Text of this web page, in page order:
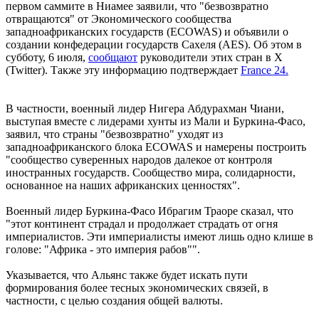
первом саммите в Ниамее заявили, что "безвозвратно
отвращаются" от Экономического сообщества
западноафриканских государств (ECOWAS) и объявили о
создании конфедерации государств Сахеля (АЕS). Об этом в
субботу, 6 июля, сообщают руководители этих стран в Х
(Twitter). Также эту информацию подтверждает France 24.
В частности, военный лидер Нигера Абдурахман Чиани,
выступая вместе с лидерами хунты из Мали и Буркина-Фасо,
заявил, что страны "безвозвратно" уходят из
западноафриканского блока ECOWAS и намерены построить
"сообщество суверенных народов далекое от контроля
иностранных государств. Сообщество мира, солидарности,
основанное на наших африканских ценностях".
Военный лидер Буркина-Фасо Ибрагим Траоре сказал, что
"этот континент страдал и продолжает страдать от огня
империалистов. Эти империалисты имеют лишь одно клише в
голове: "Африка - это империя рабов"".
Указывается, что Альянс также будет искать пути
формирования более тесных экономических связей, в
частности, с целью создания общей валюты.